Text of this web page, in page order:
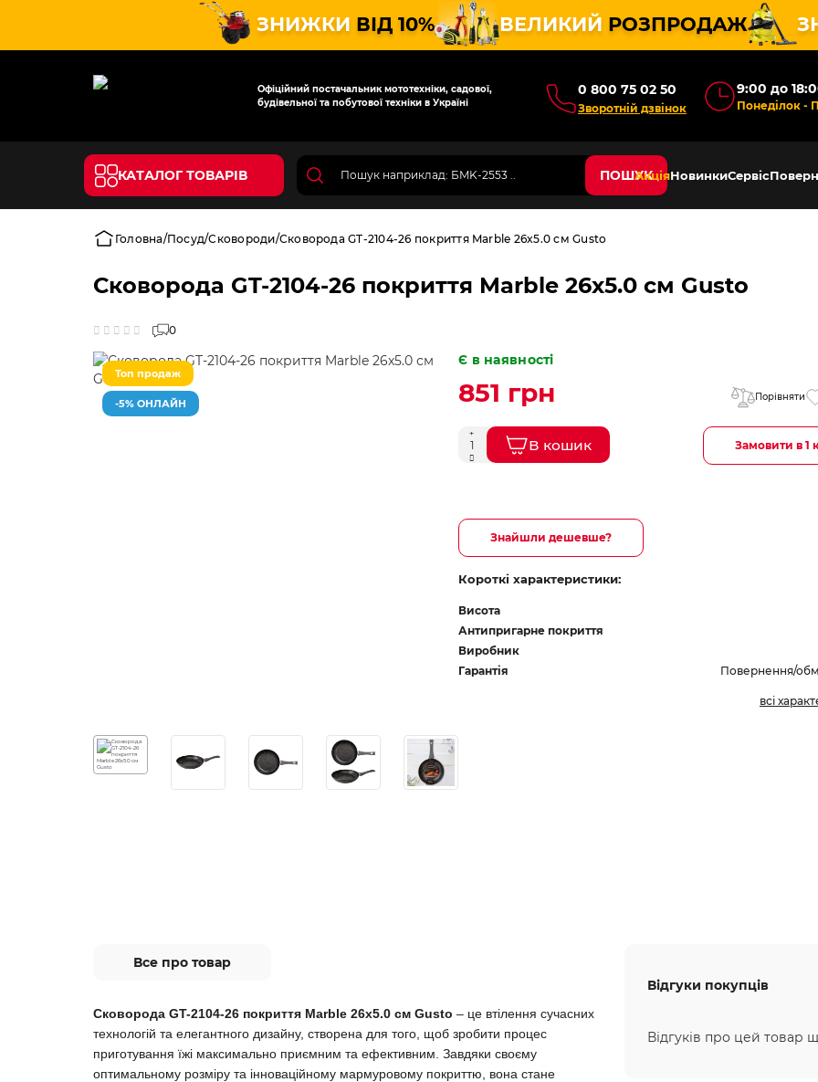
ЗНИЖКИ ВІД 10% ВЕЛИКИЙ РОЗПРОДАЖ
Офіційний постачальник мототехніки, садової,
будівельної та побутової техніки в Україні
0 800 75 02 50
Зворотній дзвінок
9:00 до
Понеділок -
КАТАЛОГ ТОВАРІВ ПОШУКАкціяНовинкиСервіс
Головна Посуд Сковороди Сковорода GT-2104-26 покриття Marble 26x5.0 см Gusto
Сковорода GT-2104-26 покриття Marble 26x5.0 см Gusto
0
Топ продаж
-5% ОНЛАЙН
Є в наявності
851 грн Порівняти
В кошик Замовити в 1
Знайшли дешевше?
Короткі характеристики:
Висота
Антипригарне покриття
Виробник
Гарантія
Повернення/
всі
Все про товар
Сковорода GT-2104-26 покриття Marble 26x5.0 см Gusto – це втілення сучасних
технологій та елегантного дизайну, створена для того, щоб зробити процес
приготування їжі максимально приємним та ефективним. Завдяки своєму
оптимальному розміру та інноваційному мармуровому покриттю, вона стане
Відгуки покупців
Відгуків про цей товар